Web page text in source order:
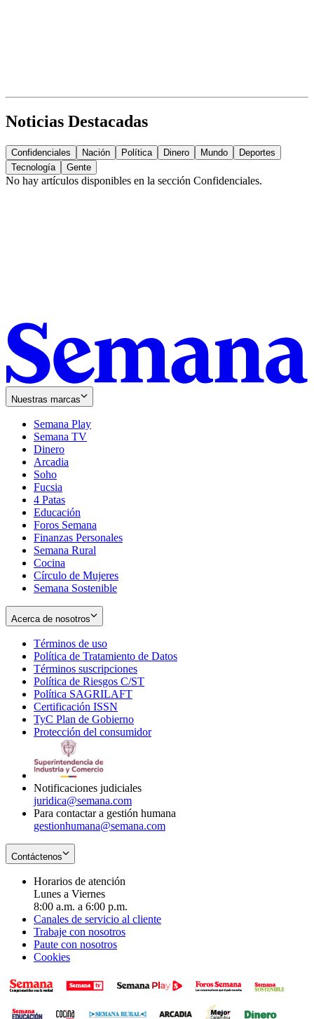
Noticias Destacadas
Confidenciales Nación Política Dinero Mundo
Deportes
Tecnología
Gente
No hay artículos disponibles en la sección Confidenciales.
Nuestras marcas
Semana Play
Semana TV
Dinero
Arcadia
Soho
in
new
window
Fucsia
in
new
window
4 Patas
Educación
Foros Semana
Finanzas Personales
Semana Rural
Cocina
Círculo de Mujeres
Semana Sostenible
Acerca de nosotros
Términos de uso
in
new
window
Política de Tratamiento de Datos
Términos suscripciones
in
Política de Riesgos C/ST
Política SAGRILAFT
new
window
Certificación ISSN
in
new
TyC Plan de Gobierno
in
Protección del consumidorOpens
Notificaciones judiciales
juridica@semana.com
Para contactar a gestión humana
gestionhumana@semana.com
Contáctenos
Horarios de atención
Lunes a Viernes
8:00 a.m. a 6:00 p.m.
Canales de servicio al cliente
Trabaje con nosotros
Paute con nosotros
Cookies